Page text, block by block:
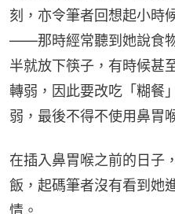
刻，亦令筆者回想起小時
——那時經常聽到她說食
半就放下筷子，有時候甚
轉弱，因此要改吃「糊餐
弱，最後不得不使用鼻胃
在插入鼻胃喉之前的日子
飯，起碼筆者沒有看到她